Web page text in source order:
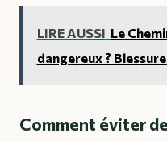
LIRE AUSSI Le
dangereux ?
Comment éviter